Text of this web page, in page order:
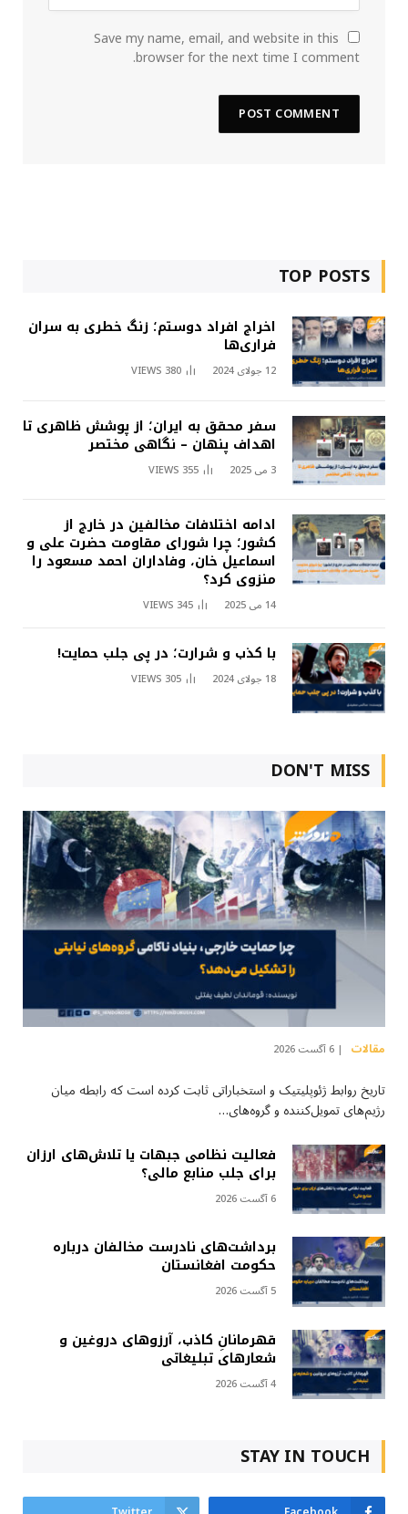
Save my name, email, and website in this
browser for the next time I comment.
TOP POSTS
اخراج افراد دوستم؛ زنگ خطری به سران
فراری‌ها
12 جولای 2024 380
VIEWS
سفر محقق به ایران؛ از پوشش ظاهری تا
اهداف پنهان – نگاهی مختصر
3 می 2025 355
VIEWS
ادامه اختلافات مخالفین در خارج از
کشور؛ چرا شورای مقاومت حضرت علی و
اسماعیل خان، وفاداران احمد مسعود را
منزوی کرد؟
14 می 2025 345
VIEWS
با کذب و شرارت؛ در پی جلب حمایت!
18 جولای 2024 305
VIEWS
DON'T MISS
مقالات 6 آگست 2026
تاریخ روابط ژئوپلیتیک و استخباراتی ثابت کرده است که رابطه میان
رژیم‌های تمویل‌کننده و گروه‌های…
فعالیت نظامی جبهات یا تلاش‌های ارزان
برای جلب منابع مالی؟
6 آگست 2026
برداشت‌های نادرست مخالفان درباره
حکومت افغانستان
5 آگست 2026
قهرمانانِ کاذب، آرزوهای دروغین و
شعارهای تبلیغاتی
4 آگست 2026
STAY IN TOUCH